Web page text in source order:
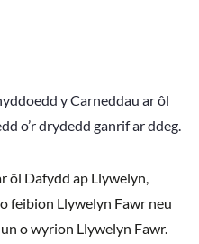
y Carneddau ar ôl
o’r drydedd ganrif ar ddeg.
ôl Dafydd ap Llywelyn,
feibion Llywelyn Fawr neu
o wyrion Llywelyn Fawr.